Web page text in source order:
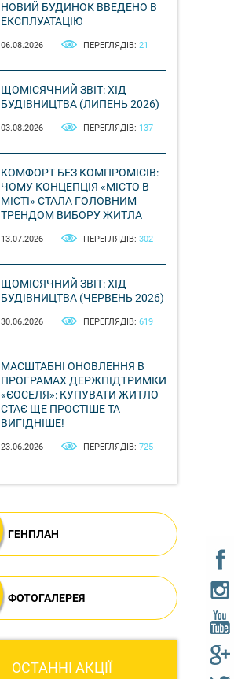
НОВИЙ БУДИНОК ВВЕДЕНО В
ЕКСПЛУАТАЦІЮ
06.08.2026 ПЕРЕГЛЯДІВ: 21
ЩОМІСЯЧНИЙ ЗВІТ: ХІД
БУДІВНИЦТВА (ЛИПЕНЬ 2026)
03.08.2026 ПЕРЕГЛЯДІВ: 137
КОМФОРТ БЕЗ КОМПРОМІСІВ:
ЧОМУ КОНЦЕПЦІЯ «МІСТО В
МІСТІ» СТАЛА ГОЛОВНИМ
ТРЕНДОМ ВИБОРУ ЖИТЛА
13.07.2026 ПЕРЕГЛЯДІВ: 302
ЩОМІСЯЧНИЙ ЗВІТ: ХІД
БУДІВНИЦТВА (ЧЕРВЕНЬ 2026)
30.06.2026 ПЕРЕГЛЯДІВ: 619
МАСШТАБНІ ОНОВЛЕННЯ В
ПРОГРАМАХ ДЕРЖПІДТРИМКИ
«ЄОСЕЛЯ»: КУПУВАТИ ЖИТЛО
СТАЄ ЩЕ ПРОСТІШЕ ТА
ВИГІДНІШЕ!
23.06.2026 ПЕРЕГЛЯДІВ: 725
ГЕНПЛАН
ФОТОГАЛЕРЕЯ
ОСТАННІ АКЦІЇ